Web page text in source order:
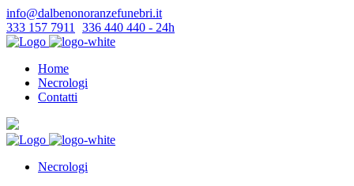
info@dalbenonoranzefunebri.it
333 157 7911
336 440 440 - 24h
Home
Necrologi
Contatti
Necrologi